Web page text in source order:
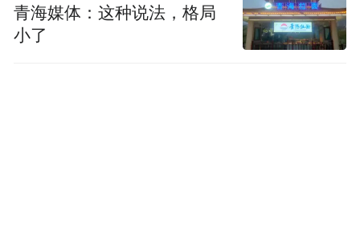
青海媒体：这种说法，格局
小了